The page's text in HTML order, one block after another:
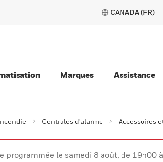
CANADA (FR)
Marques Assistance
Centrales d'alarme Accessoires
programmée le samedi 8 août, de